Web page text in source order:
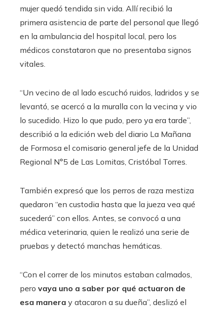
mujer quedó tendida sin vida. Allí recibió la
primera asistencia de parte del personal que llegó
en la ambulancia del hospital local, pero los
médicos constataron que no presentaba signos
vitales.
“Un vecino de al lado escuchó ruidos, ladridos y se
levantó, se acercó a la muralla con la vecina y vio
lo sucedido. Hizo lo que pudo, pero ya era tarde”,
describió a la edición web del diario La Mañana
de Formosa el comisario general jefe de la Unidad
Regional N°5 de Las Lomitas, Cristóbal Torres.
También expresó que los perros de raza mestiza
quedaron “en custodia hasta que la jueza vea qué
sucederá” con ellos. Antes, se convocó a una
médica veterinaria, quien le realizó una serie de
pruebas y detectó manchas hemáticas.
“Con el correr de los minutos estaban calmados,
pero vaya uno a saber por qué actuaron de
esa manera y atacaron a su dueña”, deslizó el